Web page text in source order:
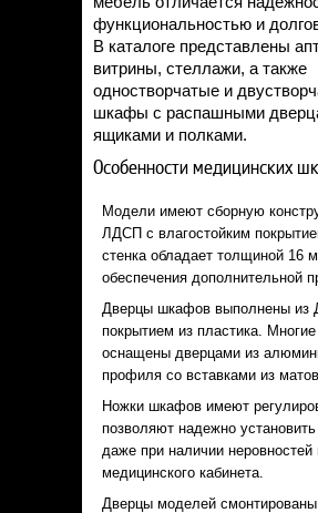
функциональностью и
В каталоге представлены
витрины, стеллажи, а также
одностворчатые и
шкафы с распашными
ящиками и полками.
Особенности медицинских
Модели имеют сборную
ЛДСП с влагостойким
стенка обладает толщиной 16
обеспечения дополнительной
Дверцы шкафов выполнены из
покрытием из пластика.
оснащены дверцами из
профиля со вставками из
Ножки шкафов имеют
позволяют надежно
даже при наличии неровностей
медицинского кабинета.
Дверцы моделей